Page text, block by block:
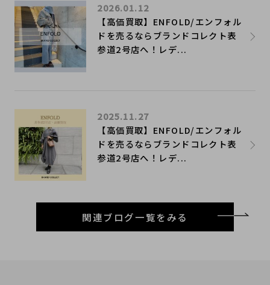
【高価買取】ENFOLD/エンフォル
ドを売るならブランドコレクト表
参道2号店へ！レデ...
2026.01.12
【高価買取】ENFOLD/エンフォル
ドを売るならブランドコレクト表
参道2号店へ！レデ...
2025.11.27
関連ブログ一覧をみる